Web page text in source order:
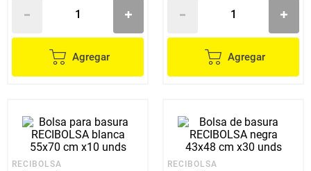
Agregar Agregar
RECIBOLSA RECIBOLSA